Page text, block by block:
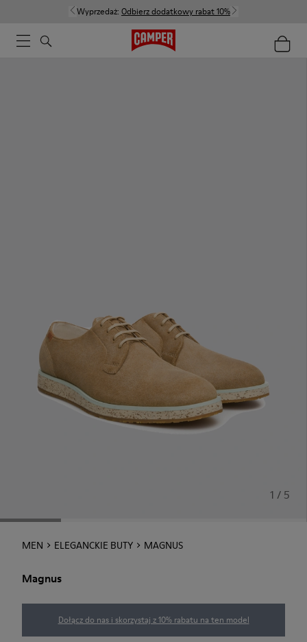
Wyprzedaż: Odbierz dodatkowy rabat 10%
1 / 5
MEN ELEGANCKIE BUTY MAGNUS
Magnus
Dołącz do nas i skorzystaj z 10% rabatu na ten model